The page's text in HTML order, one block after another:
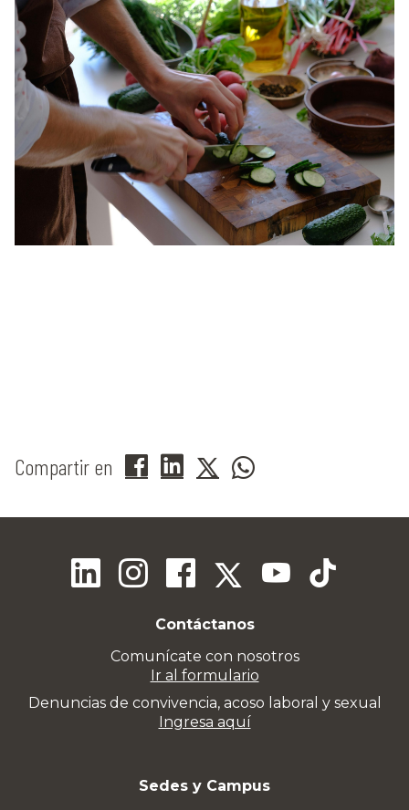
Compartir en
Contáctanos
Comunícate con nosotros
Ir al formulario
Denuncias de convivencia, acoso laboral y sexual
Ingresa aquí
Sedes y Campus